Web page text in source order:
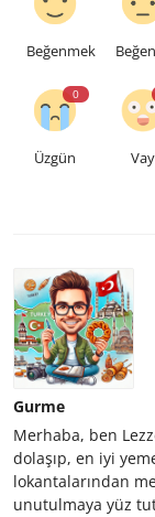
Beğenmek
0
Üzgün Vay
Gurme
Merhaba, ben
dolaşıp, en iyi
lokantalarından
unutulmaya yüz